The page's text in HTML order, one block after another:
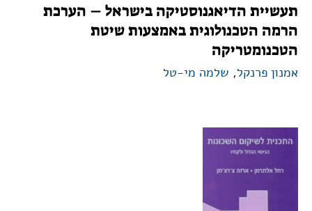
תעשיית הדיאגנוסטיקה בישראל – הערכת
הרמה הטכנולוגית באמצעות שיטת
הטכנומטריקה
אמנון פרנקל, שלמה מי-טל